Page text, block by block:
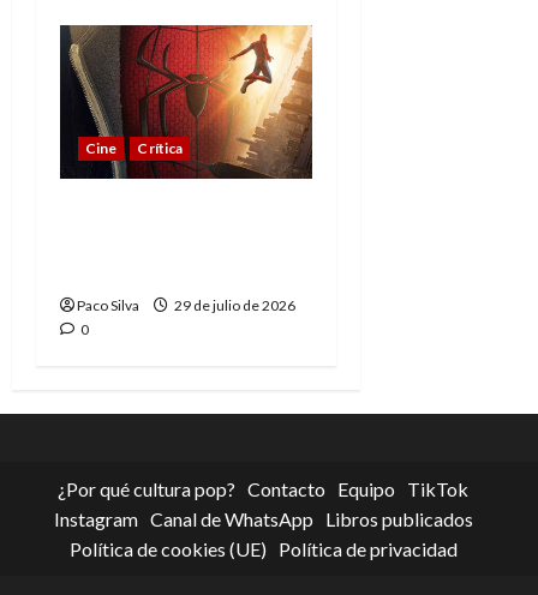
Cine Crítica
Paco Silva
29 de julio de 2026
0
¿Por qué cultura pop? Contacto Equipo
TikTok
Instagram Canal de WhatsApp
Libros publicados
Política de cookies (UE)
Política de privacidad